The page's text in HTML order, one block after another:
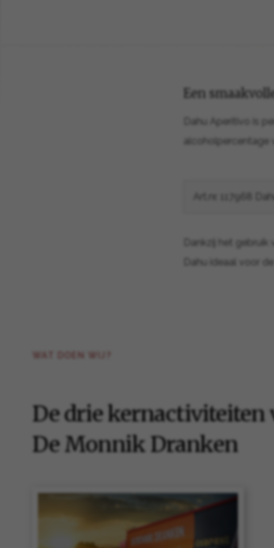
Een
Dahu Aperitivo is
alcoholpercentage
Art.nr. 117968
Dankzij het
Dahu ideaal voor
De drie kernactiviteiten
De Monnik Dranken